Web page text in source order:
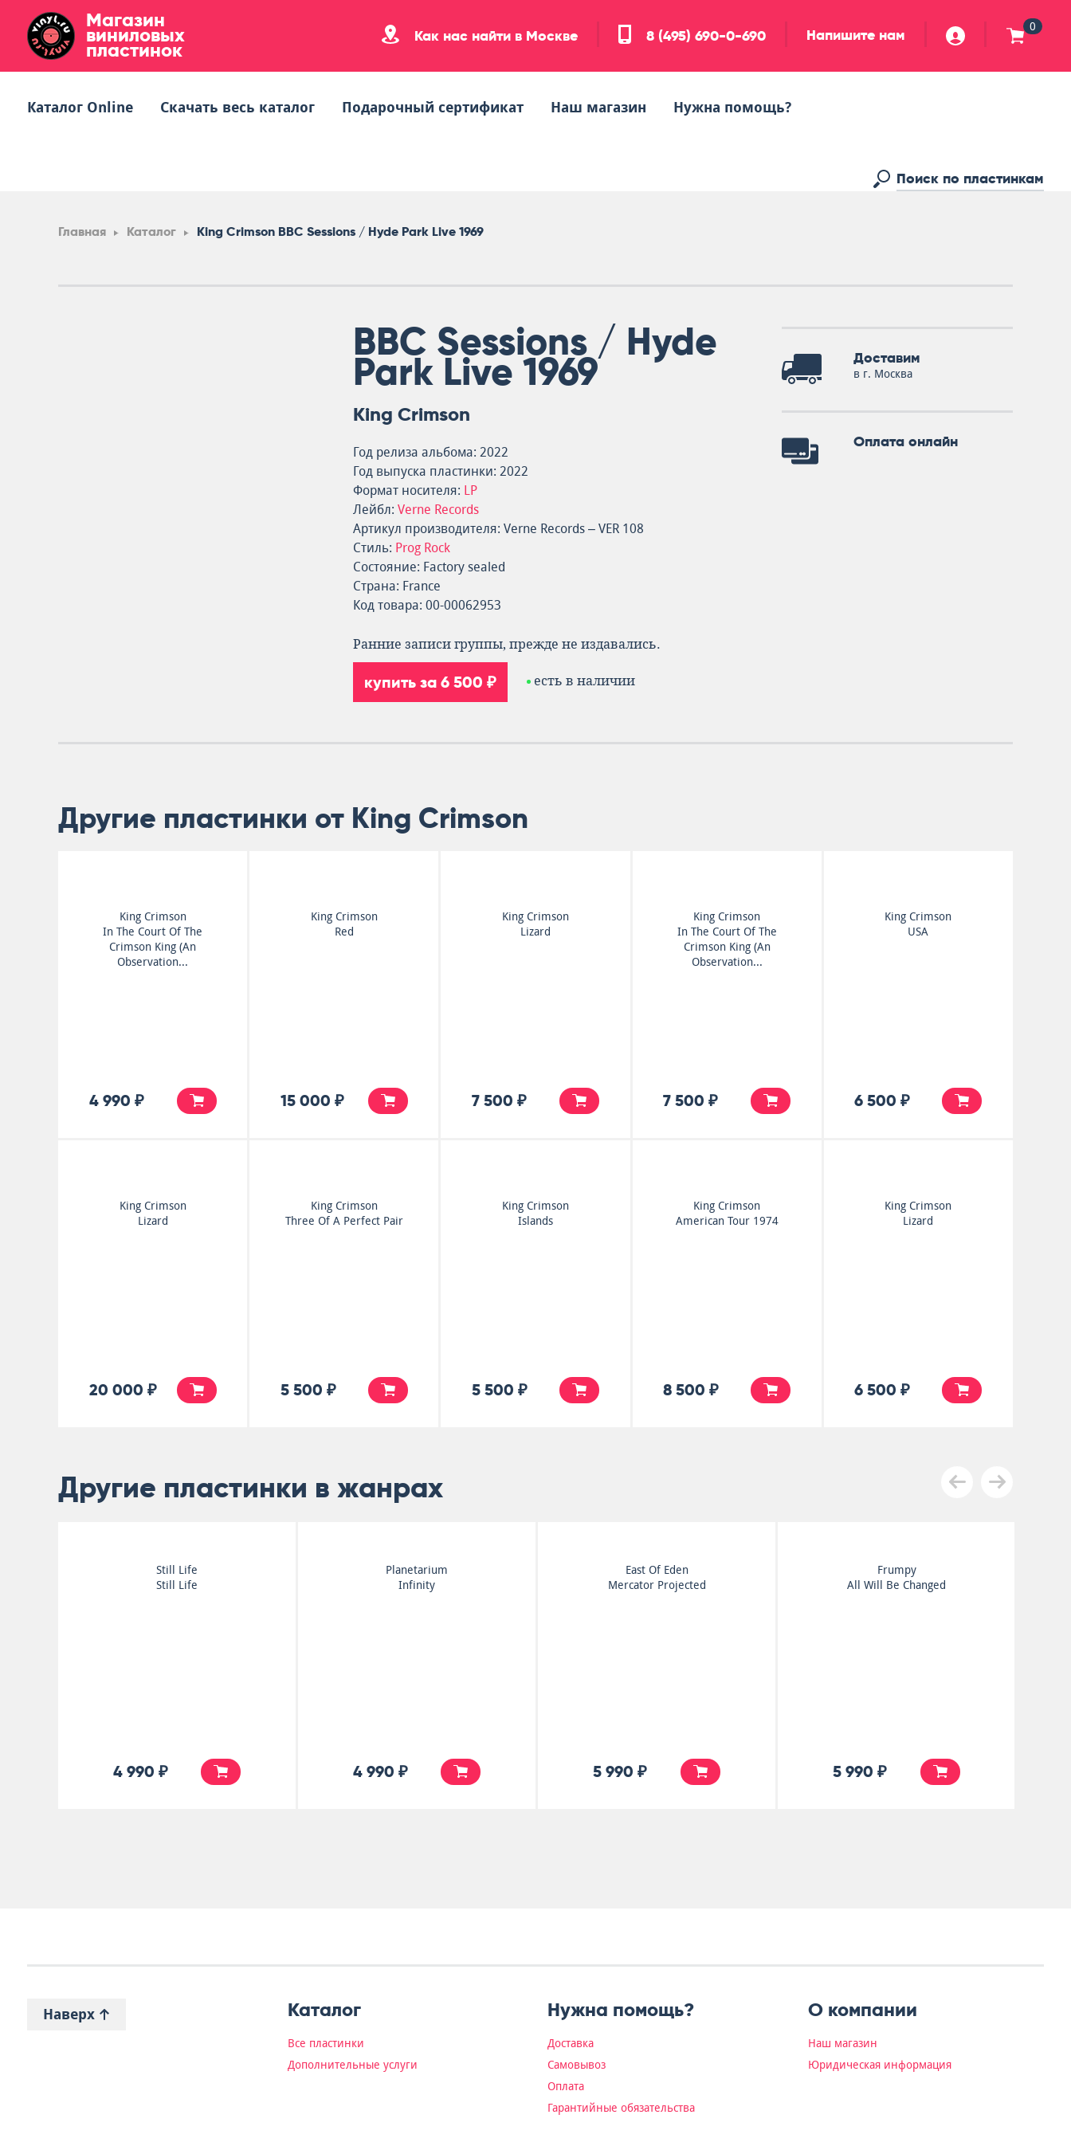
Магазин
виниловых
пластинок
Как нас найти в Москве 8 (495) 690-0-690 Напишите нам 0
Каталог Online Скачать весь каталог Подарочный сертификат Наш магазин Нужна помощь?
Главная Каталог King Crimson BBC Sessions / Hyde Park Live 1969
BBC Sessions / Hyde
Park Live 1969
King Crimson
Год релиза альбома: 2022
Год выпуска пластинки: 2022
Формат носителя: LP
Лейбл: Verne Records
Артикул производителя: Verne Records – VER 108
Стиль: Prog Rock
Состояние: Factory sealed
Страна: France
Код товара: 00-00062953
Ранние записи группы, прежде не издавались.
купить за 6 500 ₽ есть в наличии
Доставим
в г. Москва
Оплата онлайн
Другие пластинки от King Crimson
King Crimson
In The Court Of The
Crimson King (An
Observation...
4 990 ₽
King Crimson
Red
15 000 ₽
King Crimson
Lizard
7 500 ₽
King Crimson
In The Court Of The
Crimson King (An
Observation...
7 500 ₽
King Crimson
USA
6 500 ₽
King Crimson
Lizard
20 000 ₽
King Crimson
Three Of A Perfect Pair
5 500 ₽
King Crimson
Islands
5 500 ₽
King Crimson
American Tour 1974
8 500 ₽
King Crimson
Lizard
6 500 ₽
Другие пластинки в жанрах
Still Life
Still Life
4 990 ₽
Planetarium
Infinity
4 990 ₽
East Of Eden
Mercator Projected
5 990 ₽
Frumpy
All Will Be Changed
5 990 ₽
Наверх Каталог
Все пластинки
Дополнительные услуги
Нужна помощь?
Доставка
Самовывоз
Оплата
Гарантийные обязательства
О компании
Наш магазин
Юридическая информация